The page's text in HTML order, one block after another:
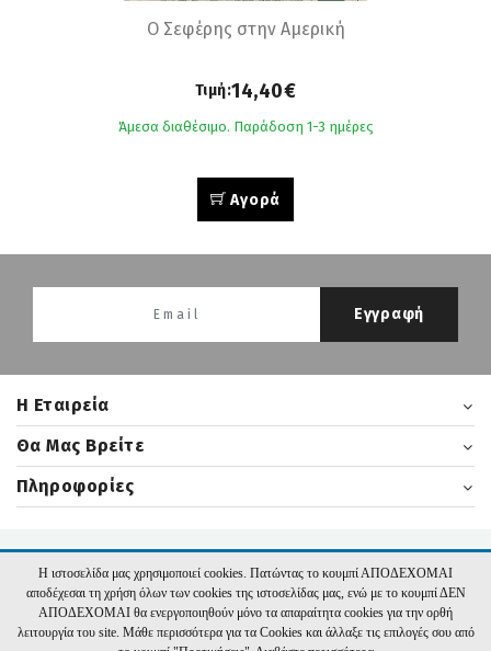
Ο Σεφέρης στην Αμερική
Τιμή:14,40€
Άμεσα διαθέσιμο. Παράδοση 1-3 ημέρες
Αγορά
H Εταιρεία
Εγγραφή
Θα Μας Βρείτε
Πληροφορίες
Η ιστοσελίδα μας χρησιμοποιεί cookies. Πατώντας το κουμπί ΑΠΟΔΕΧΟΜΑΙ
αποδέχεσαι τη χρήση όλων των cookies της ιστοσελίδας μας, ενώ με το κουμπί ΔΕΝ
ΑΠΟΔΕΧΟΜΑΙ θα ενεργοποιηθούν μόνο τα απαραίτητα cookies για την ορθή
λειτουργία του site. Μάθε περισσότερα για τα Cookies και άλλαξε τις επιλογές σου από